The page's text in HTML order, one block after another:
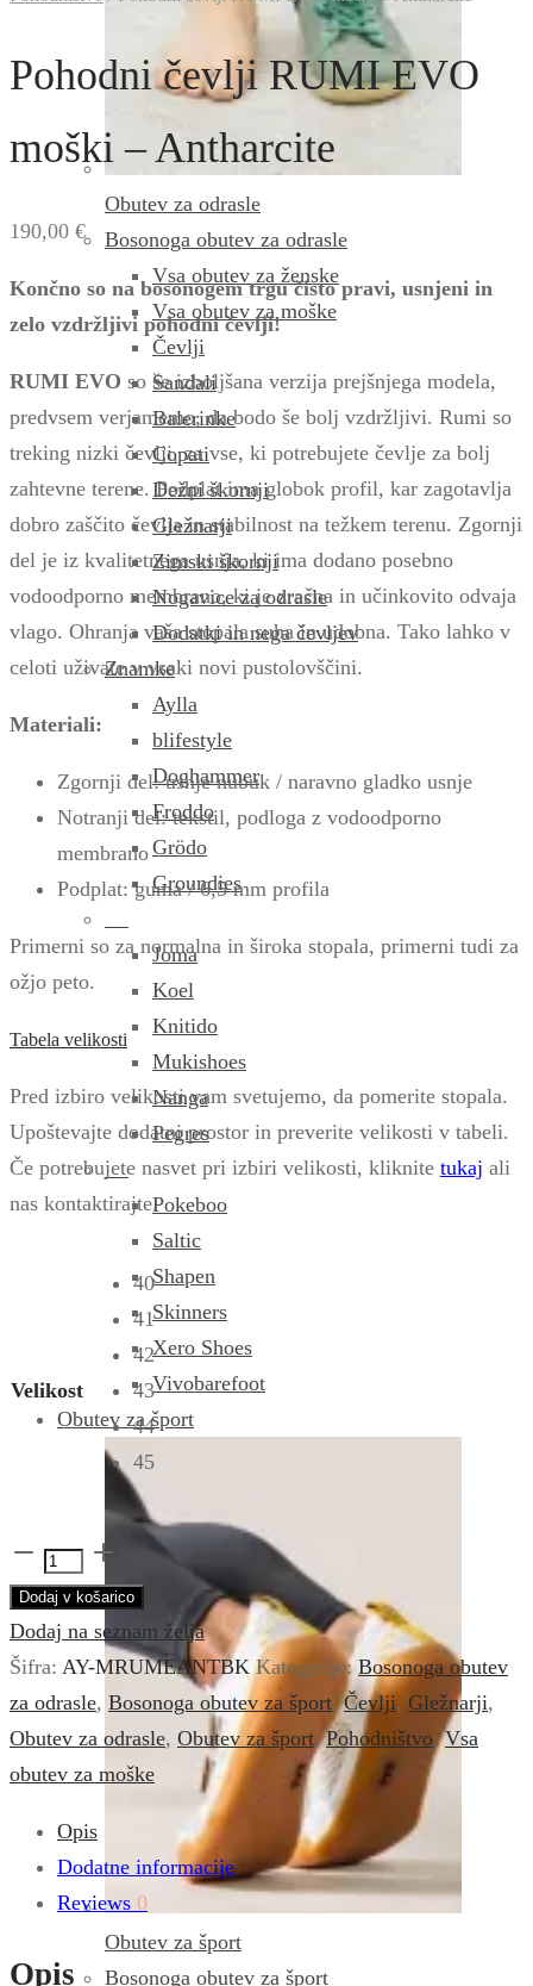
Obutev za odrasle
Bosonoga obutev za odrasle
Vsa obutev za ženske
Vsa obutev za moške
Čevlji
Sandali
Balerinke
Copati
Dežni škornji
Gležnarji
Zimski škornji
Nogavice za odrasle
Dodatki in nega čevljev
Znamke
Aylla
blifestyle
Doghammer
Froddo
Grödo
Groundies
Joma
Koel
Knitido
Mukishoes
Nanga
Pegres
Pokeboo
Saltic
Shapen
Skinners
Xero Shoes
Vivobarefoot
Obutev za šport
Obutev za šport
Bosonoga obutev za šport
Pohodni čevlji RUMI EVO
moški – Antharcite
190,00 €
Končno so na bosonogem trgu čisto pravi, usnjeni in
zelo vzdržljivi pohodni čevlji!
RUMI EVO so še izboljšana verzija prejšnjega modela,
predvsem verjamemo, da bodo še bolj vzdržljivi. Rumi so
treking nizki čevlji, za vse, ki potrebujete čevlje za bolj
zahtevne terene.Podplat ima globok profil, kar zagotavlja
dobro zaščito čevlja in stabilnost na težkem terenu. Zgornji
del je iz kvalitetnega usnja, ki ima dodano posebno
vodoodporno membrano, ki je zračna in učinkovito odvaja
vlago. Ohranja vaša stopala suha in udobna. Tako lahko v
celoti uživate v vsaki novi pustolovščini.
Materiali:
Zgornji del: usnje nubuk / naravno gladko usnje
Notranji del: tekstil, podloga z vodoodporno
membrano
Podplat: guma / 6,5 mm profila
Primerni so za normalna in široka stopala, primerni tudi za
ožjo peto.
Tabela velikosti
Pred izbiro velikosti vam svetujemo, da pomerite stopala.
Upoštevajte dodatni prostor in preverite velikosti v tabeli.
Če potrebujete nasvet pri izbiri velikosti, kliknite tukaj ali
nas kontaktirajte.
Velikost
40
41
42
43
44
45
Pohodni
čevlji
RUMI
EVO
moški
-
Antharcite
Dodaj v košarico
Dodaj na seznam želja
Šifra: AY-MRUMEANTBK Kategorije: Bosonoga obutev
za odrasle, Bosonoga obutev za šport,Čevlji, Gležnarji,
Obutev za odrasle, Obutev za šport,Pohodništvo,Vsa
obutev za moške
Opis
Dodatne informacije
Reviews 0
Opis